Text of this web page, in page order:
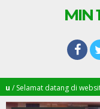
MIN
datang di website resmi